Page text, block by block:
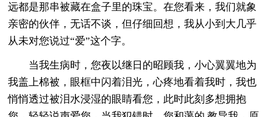
远都是那串被藏在盒子里的珠宝。在您看来，我们就象
亲密的伙伴，无话不谈，但仔细回想，我从小到大几乎
从未对您说过“爱”这个字。
当我生病时，您夜以继日的昭顾我，小心翼翼地为
我盖上棉被，眼框中闪着泪光，心疼地看着我时，我也
悄悄透过被泪水浸湿的眼睛看您，此时此刻多想拥抱